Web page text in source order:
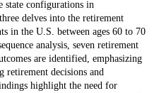
state configurations in
delves into the retirement
in the U.S. between ages 60 to 70
analysis, seven retirement
are identified, emphasizing
retirement decisions and
highlight the need for